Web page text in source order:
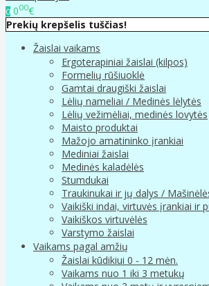
0 000€
Prekių krepšelis tuščias!
Žaislai vaikams
Ergoterapiniai žaislai (kilpos)
Formelių rūšiuoklė
Gamtai draugiški žaislai
Lėlių nameliai / Medinės lėlytės
Lėlių vežimėliai, medinės lovytės
Maisto produktai
Mažojo amatininko įrankiai
Mediniai žaislai
Medinės kaladėlės
Stumdukai
Traukinukai ir jų dalys /
Vaikiški indai, virtuvės įrankiai ir
Vaikiškos virtuvėlės
Varstymo žaislai
Vaikams pagal amžių
Žaislai kūdikiui 0 - 12 mėn.
Vaikams nuo 1 iki 3 metukų